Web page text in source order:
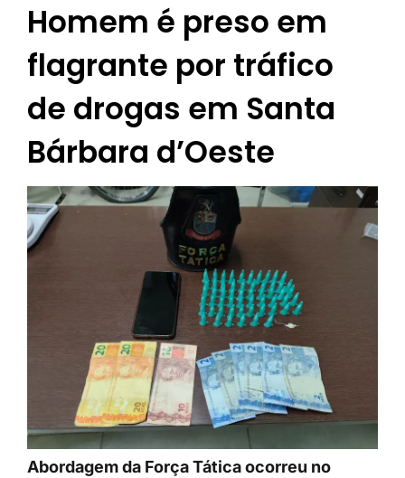
Homem é preso em
flagrante por tráfico
de drogas em Santa
Bárbara d’Oeste
Abordagem da Força Tática ocorreu no